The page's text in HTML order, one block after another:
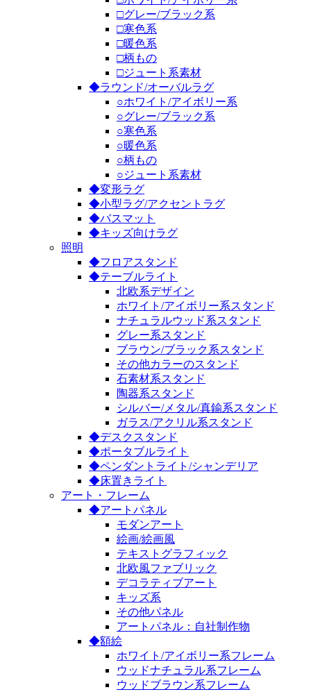
□グレー/ブラック系
□寒色系
□暖色系
□柄もの
□ジュート系素材
◆ラウンド/オーバルラグ
○ホワイト/アイボリー系
○グレー/ブラック系
○寒色系
○暖色系
○柄もの
○ジュート系素材
◆変形ラグ
◆小型ラグ/アクセントラグ
◆バスマット
◆キッズ向けラグ
照明
◆フロアスタンド
◆テーブルライト
北欧系デザイン
ホワイト/アイボリー系スタンド
ナチュラルウッド系スタンド
グレー系スタンド
ブラウン/ブラック系スタンド
その他カラーのスタンド
石素材系スタンド
陶器系スタンド
シルバー/メタル/真鍮系スタンド
ガラス/アクリル系スタンド
◆デスクスタンド
◆ポータブルライト
◆ペンダントライト/シャンデリア
◆床置きライト
アート・フレーム
◆アートパネル
モダンアート
絵画/絵画風
テキストグラフィック
北欧風ファブリック
デコラティブアート
キッズ系
その他パネル
アートパネル：自社制作物
◆額絵
ホワイト/アイボリー系フレーム
ウッドナチュラル系フレーム
ウッドブラウン系フレーム